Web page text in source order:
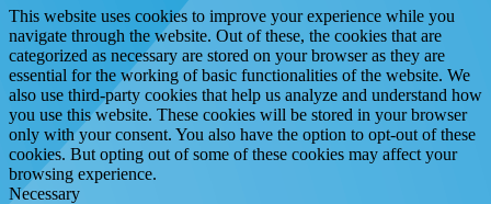
This website uses cookies to improve your experience while you
navigate through the website. Out of these, the cookies that are
categorized as necessary are stored on your browser as they are
essential for the working of basic functionalities of the website. We
also use third-party cookies that help us analyze and understand how
you use this website. These cookies will be stored in your browser
only with your consent. You also have the option to opt-out of these
cookies. But opting out of some of these cookies may affect your
browsing experience.
Necessary